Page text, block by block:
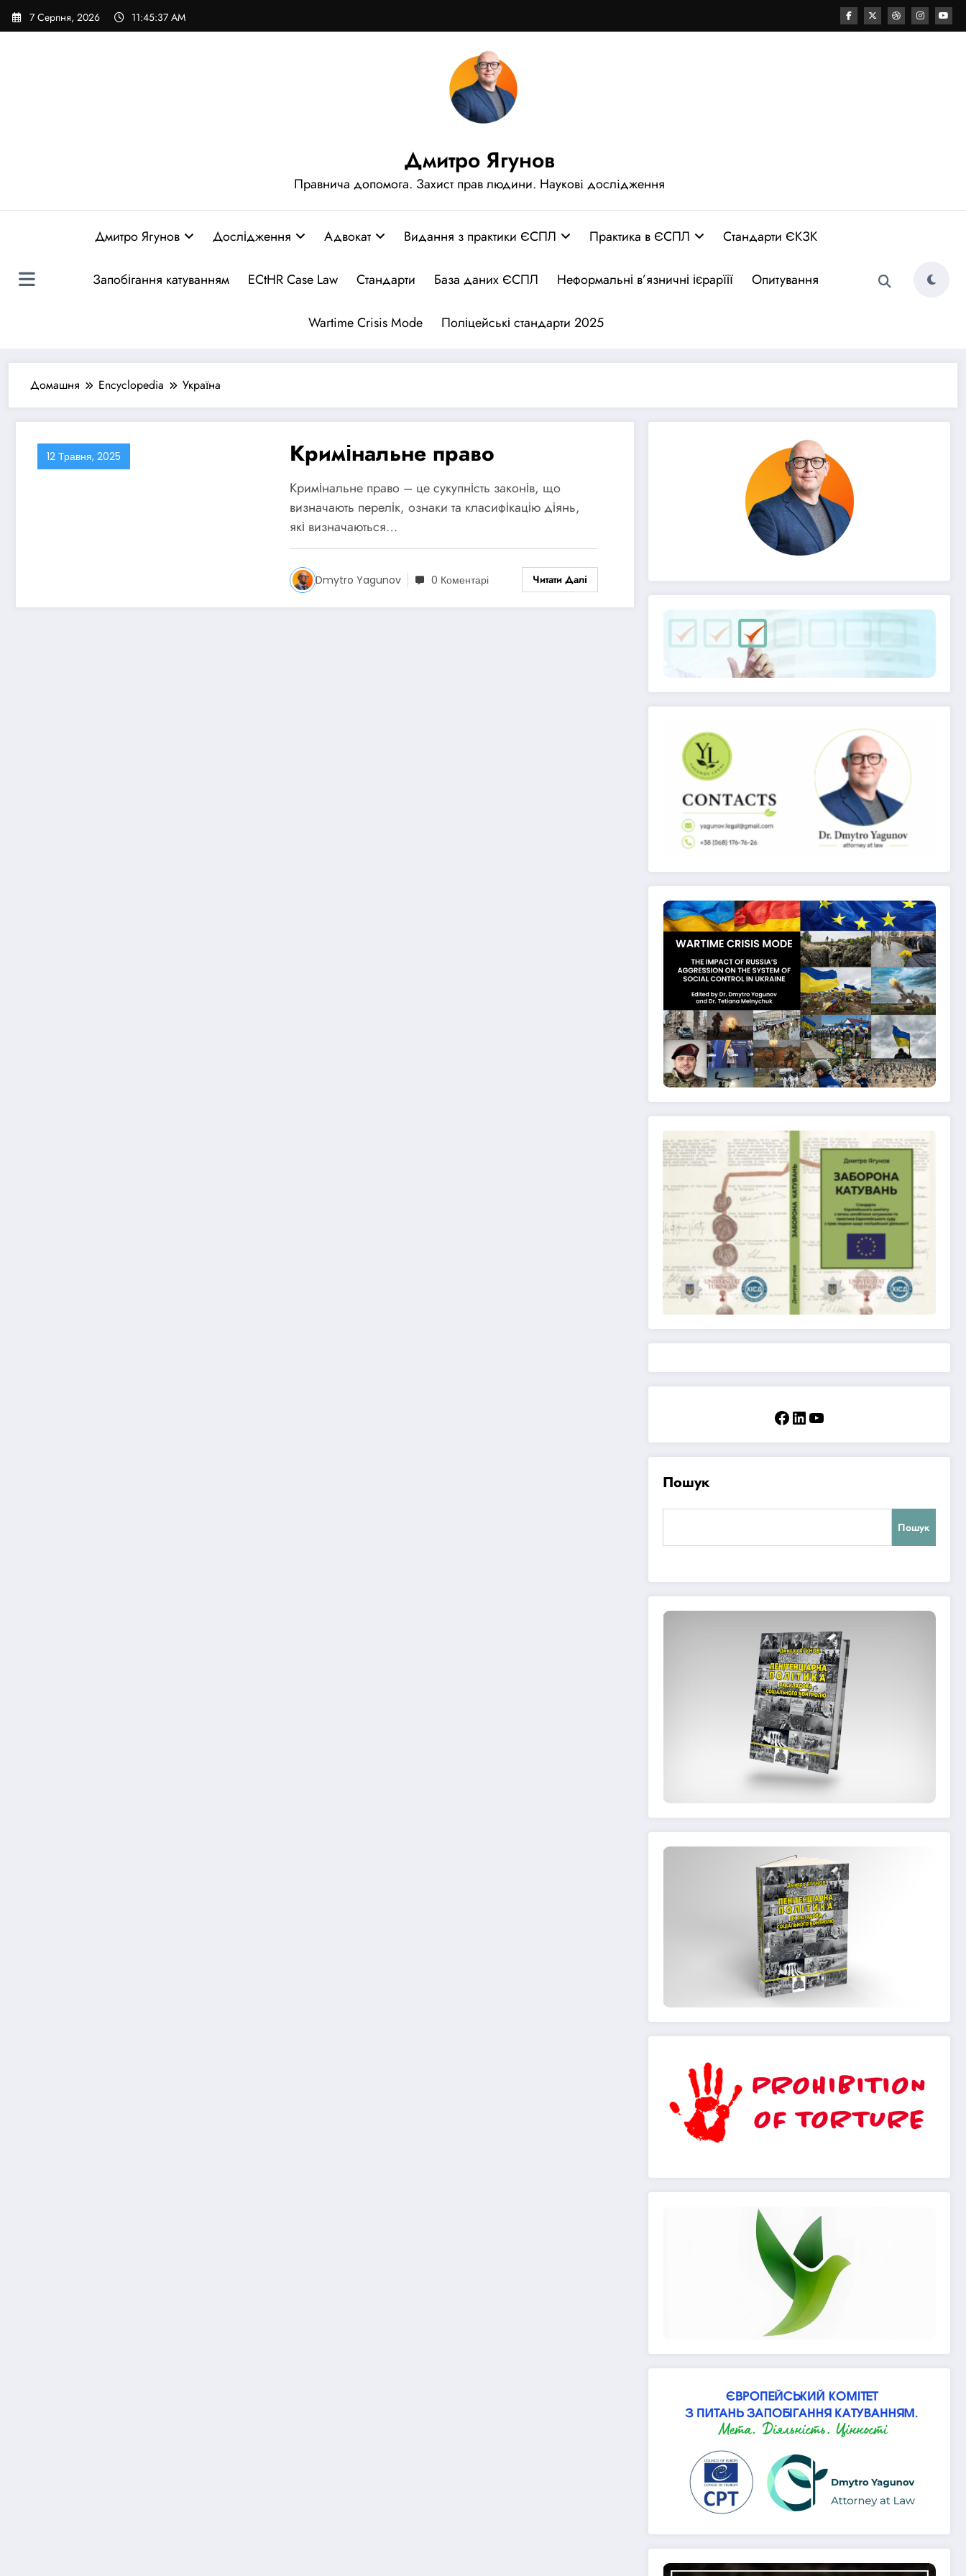
Перейти
до
7 Серпня, 2026 11:45:38 AM
Дмитро Ягунов
Правнича допомога. Захист прав людини. Наукові дослідження
Дмитро Ягунов Дослідження Адвокат Видання з практики ЄСПЛ Практика в ЄСПЛ Стандарти ЄКЗК
Запобігання катуванням ECtHR Case Law Стандарти База даних ЄСПЛ Неформальні в’язничні ієрарїії Опитування
Wartime Crisis Mode Поліцейські стандарти 2025
Домашня Encyclopedia Україна
12 Травня, 2025 Кримінальне право
Кримінальне право – це сукупність законів, що
визначають перелік, ознаки та класифікацію діянь,
які визначаються…
Dmytro Yagunov 0 Коментарі Читати Далі
Facebook
LinkedIn
YouTube
Пошук
Пошук